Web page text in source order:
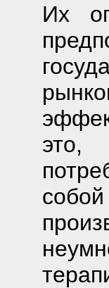
Их
это,